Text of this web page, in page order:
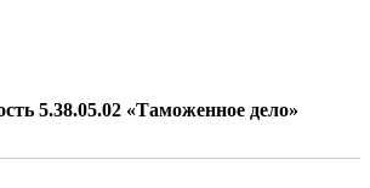
5.38.05.02 «Таможенное дело»